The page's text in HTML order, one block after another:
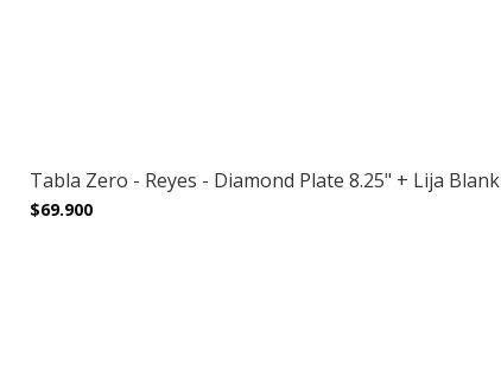
Tabla Zero - Reyes - Diamond Plate 8.25" + Lija Blank
$69.900